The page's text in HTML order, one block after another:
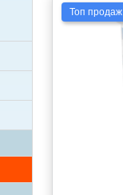
Топ продаж